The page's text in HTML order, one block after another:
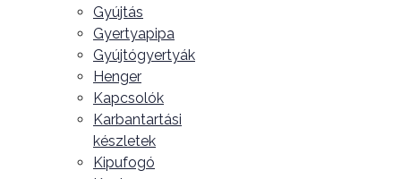
Gyújtás
Gyertyapipa
Gyújtógyertyák
Henger
Kapcsolók
Karbantartási
készletek
Kipufogó